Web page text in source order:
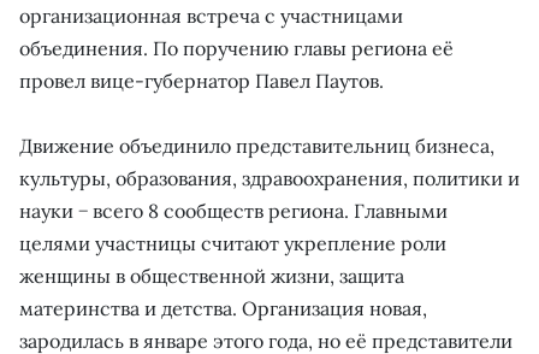
организационная встреча с участницами
объединения. По поручению главы региона её
провел вице-губернатор Павел Паутов.
Движение объединило представительниц бизнеса,
культуры, образования, здравоохранения, политики и
науки − всего 8 сообществ региона. Главными
целями участницы считают укрепление роли
женщины в общественной жизни, защита
материнства и детства. Организация новая,
зародилась в январе этого года, но её представители